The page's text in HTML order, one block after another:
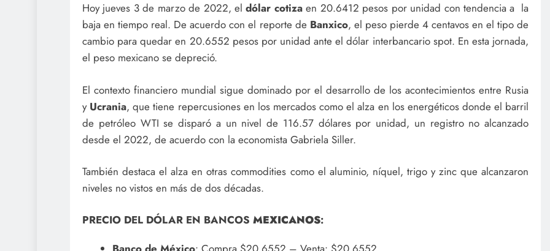
Hoy jueves 3 de marzo de 2022, eldólar cotizaen 20.6412 pesos por unidad con tendencia a la
baja en tiempo real. De acuerdo con el reporte de Banxico, el peso pierde 4 centavos en el tipo de
cambio para quedar en 20.6552 pesos por unidad ante el dólar interbancario spot. En esta jornada,
el peso mexicano se depreció.
El contexto financiero mundial sigue dominado por el desarrollo de los acontecimientos entre Rusia
y Ucrania, que tiene repercusiones en los mercados como el alza en los energéticos donde el barril
de petróleo WTI se disparó a un nivel de 116.57 dólares por unidad, un registro no alcanzado
desde el 2022, de acuerdo con la economista Gabriela Siller.
También destaca el alza en otras commodities como el aluminio, níquel, trigo y zinc que alcanzaron
niveles no vistos en más de dos décadas.
PRECIO DEL DÓLAR EN BANCOS MEXICANOS: